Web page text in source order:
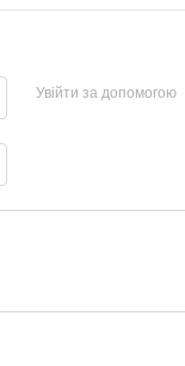
Увійти за допомогою